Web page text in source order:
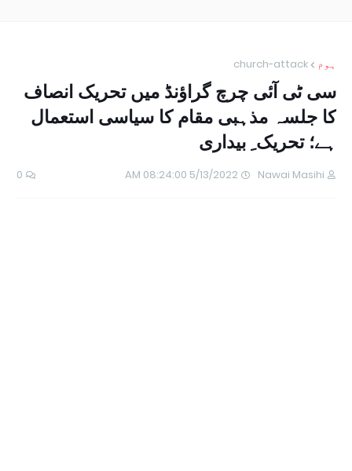
ہوم church-attack
سی ٹی آئی چرچ گراؤنڈ میں تحریک انصاف
کا جلسہ مذہبی مقام کا سیاسی استعمال
ہے؛ تحریک ِ بیداری
Nawai Masihi
5/13/2022 08:24:00 AM
0